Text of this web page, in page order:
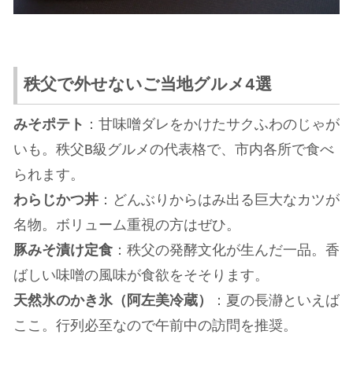
秩父で外せないご当地グルメ4選
みそポテト ：甘味噌ダレをかけたサクふわのじゃが
いも。秩父B級グルメの代表格で、市内各所で食べ
られます。
わらじかつ丼：どんぶりからはみ出る巨大なカツが
名物。ボリューム重視の方はぜひ。
豚みそ漬け定食：秩父の発酵文化が生んだ一品。香
ばしい味噌の風味が食欲をそそります。
天然氷のかき氷（阿左美冷蔵）
：夏の長瀞といえば
ここ。行列必至なので午前中の訪問を推奨。